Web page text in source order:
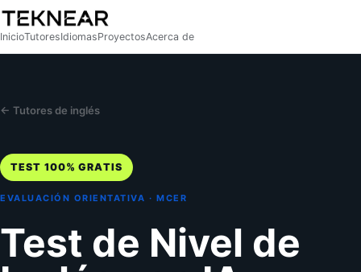
InicioTutoresIdiomasProyectosAcerca de
← Tutores de inglés
TEST 100% GRATIS
EVALUACIÓN ORIENTATIVA · MCER
Test de Nivel de